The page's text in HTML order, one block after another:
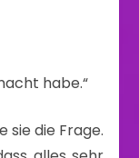
habe.“
sie die Frage.